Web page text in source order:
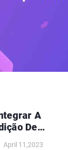
A
De
No Office
April 11,2023